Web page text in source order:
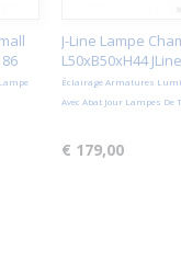
J-Line Lampe
L50xB50xH44
Éclairage Armatures
Avec Abat Jour Lampes De
€ 179,00